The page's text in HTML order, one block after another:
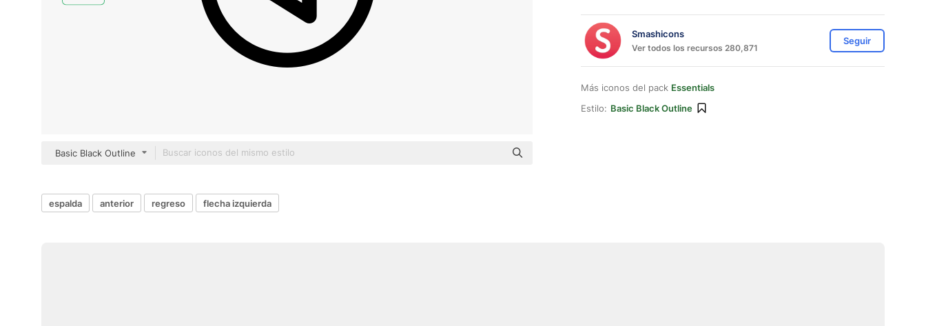
Basic Black Outline
Smashicons
Ver todos los recursos 280,871
Seguir
Más iconos del pack Essentials
Estilo: Basic Black Outline
espalda anterior regreso flecha izquierda